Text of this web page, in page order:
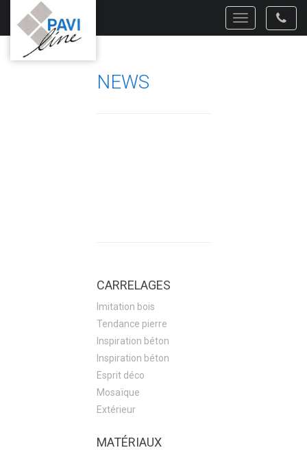
Toggle
navigation
CARRELAGES
Imitation bois
Tendance pierre
Inspiration béton
Inspiration béton
Esprit déco
Mosaïque
Extérieur
MATÉRIAUX
NEWS